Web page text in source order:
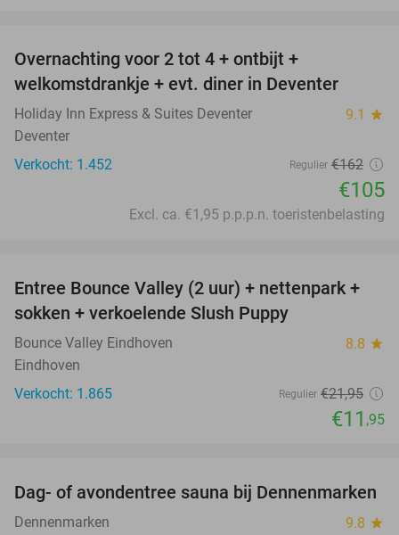
Overnachting voor 2 tot 4 + ontbijt +
welkomstdrankje + evt. diner in Deventer
Holiday Inn Express & Suites Deventer 9.1 star
Deventer
Verkocht: 1.452
Regulier €162
€105
Excl. ca. €1,95 p.p.p.n. toeristenbelasting
46%
Entree Bounce Valley (2 uur) + nettenpark +
sokken + verkoelende Slush Puppy
Bounce Valley Eindhoven 8.8 star
Eindhoven
Verkocht: 1.865
Regulier €21,95
€11 ,95
26%
Dag- of avondentree sauna bij Dennenmarken
Dennenmarken 9.8 star